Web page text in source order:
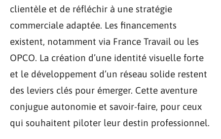
clientèle et de réfléchir à une stratégie
commerciale adaptée. Les financements
existent, notamment via France Travail ou les
OPCO. La création d’une identité visuelle forte
et le développement d’un réseau solide restent
des leviers clés pour émerger. Cette aventure
conjugue autonomie et savoir-faire, pour ceux
qui souhaitent piloter leur destin professionnel.